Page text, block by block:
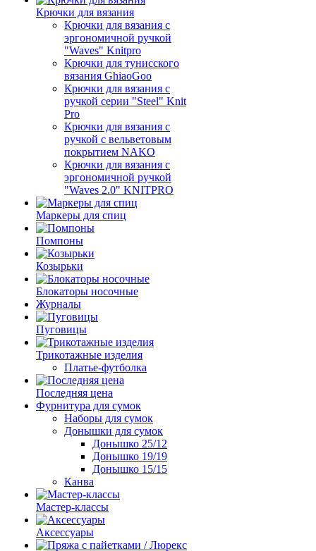
Крючки для вязания
Крючки для вязания с
эргономичной ручкой
"Waves" Knitpro
Крючки для тунисского
вязания GhiaoGoo
Крючки для вязания с
ручкой серии "Steel" Knit
Pro
Крючки для вязания с
ручкой с вельветовым
покрытием NAKO
Крючки для вязания с
эргономичной ручкой
"Waves 2.0" KNITPRO
Маркеры для спиц
Помпоны
Козырьки
Блокаторы носочные
Журналы
Пуговицы
Трикотажные изделия
Платье-футболка
Последняя цена
Фурнитура для сумок
Наборы для сумок
Донышки для сумок
Донышко 25/12
Донышко 19/19
Донышко 15/15
Канва
Мастер-классы
Аксессуары